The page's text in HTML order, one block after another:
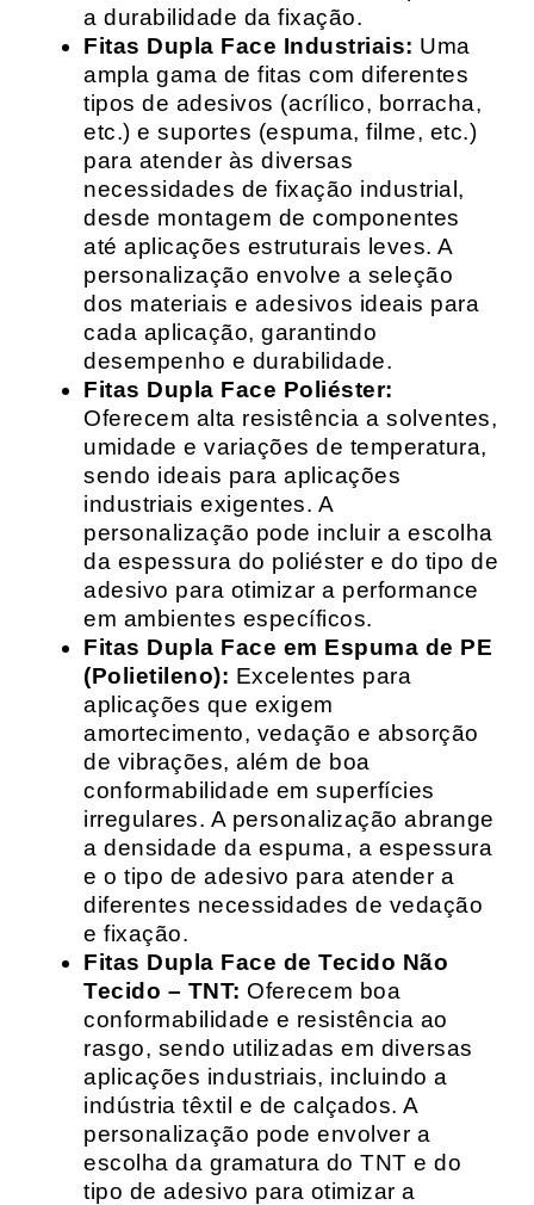
a durabilidade da fixação.
Fitas Dupla Face Industriais: Uma
ampla gama de fitas com diferentes
tipos de adesivos (acrílico, borracha,
etc.) e suportes (espuma, filme, etc.)
para atender às diversas
necessidades de fixação industrial,
desde montagem de componentes
até aplicações estruturais leves. A
personalização envolve a seleção
dos materiais e adesivos ideais para
cada aplicação, garantindo
desempenho e durabilidade.
Fitas Dupla Face Poliéster:
Oferecem alta resistência a solventes,
umidade e variações de temperatura,
sendo ideais para aplicações
industriais exigentes. A
personalização pode incluir a escolha
da espessura do poliéster e do tipo de
adesivo para otimizar a performance
em ambientes específicos.
Fitas Dupla Face em Espuma de PE
(Polietileno): Excelentes para
aplicações que exigem
amortecimento, vedação e absorção
de vibrações, além de boa
conformabilidade em superfícies
irregulares. A personalização abrange
a densidade da espuma, a espessura
e o tipo de adesivo para atender a
diferentes necessidades de vedação
e fixação.
Fitas Dupla Face de Tecido Não
Tecido – TNT: Oferecem boa
conformabilidade e resistência ao
rasgo, sendo utilizadas em diversas
aplicações industriais, incluindo a
indústria têxtil e de calçados. A
personalização pode envolver a
escolha da gramatura do TNT e do
tipo de adesivo para otimizar a